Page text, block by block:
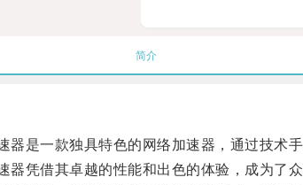
简介
是一款独具特色的网络加速器，通过技术手
凭借其卓越的性能和出色的体验，成为了众